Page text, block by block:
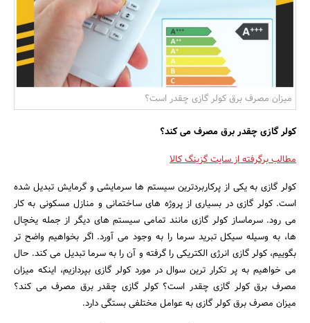
بانک، بیمه و سرمایه
مسکن و ساختمان
میزان مصرف برق کولر گازی چقدر است؟
کولر گازی چقدر برق مصرف می کند؟
مطالب برگرفته از سایت گزینگ کالا
کولر گازی به یکی از پرکاربردترین سیستم ها سرمایشی و گرمایش تبدیل شده
است. کولر گازی در بسیاری از پروژه های ساختمانی و منازل مسکونی به کار
می رود. سرماساز کولر گازی مانند تمامی سیستم های دیگر از جمله یخچال
ها، به وسیله سیکل تبرید سرما را به وجود می آورد. اگر بخواهیم واضح تر
بگوییم، کولر گازی انرژی الکتریکی را گرفته و آن را به سرما تبدیل می کند. حال
می خواهیم به پر تکرار ترین سوال در مورد کولر گازی بپردازیم، اینکه میزان
مصرف برق کولر گازی چقدر است؟ کولر گازی چقدر برق مصرف می کند؟
میزان مصرف برق کولر گازی به عوامل مختلفی بستگی دارد.